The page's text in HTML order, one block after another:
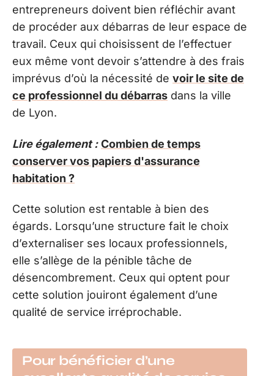
entrepreneurs doivent bien réfléchir avant
de procéder aux débarras de leur espace de
travail. Ceux qui choisissent de l’effectuer
eux même vont devoir s’attendre à des frais
imprévus d’où la nécessité de voir le site de
ce professionnel du débarras dans la ville
de Lyon.
Lire également : Combien de temps
conserver vos papiers d'assurance
habitation ?
Cette solution est rentable à bien des
égards. Lorsqu’une structure fait le choix
d’externaliser ses locaux professionnels,
elle s’allège de la pénible tâche de
désencombrement. Ceux qui optent pour
cette solution jouiront également d’une
qualité de service irréprochable.
Pour bénéficier d’une